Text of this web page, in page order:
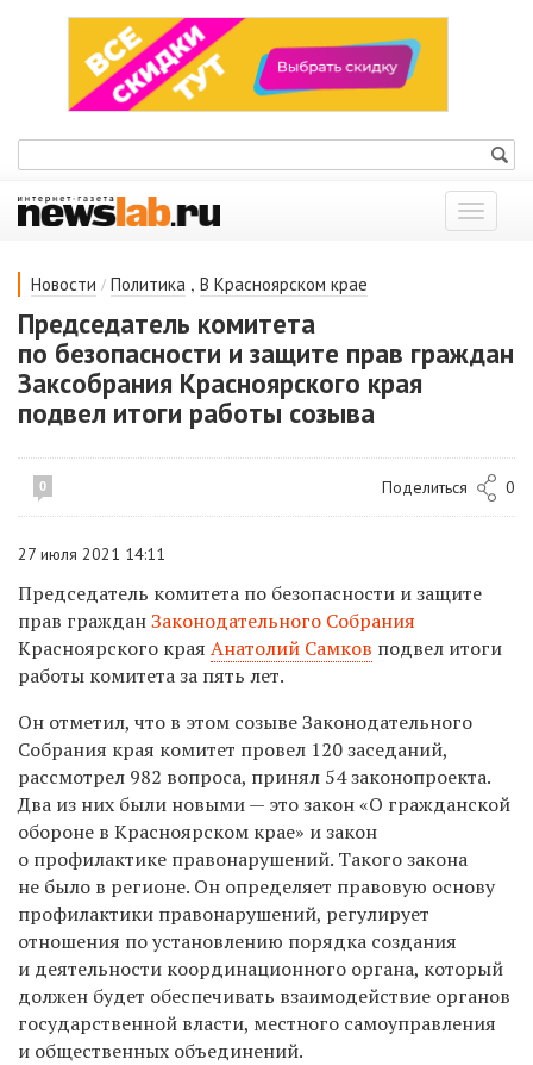
Показать
меню
Новости / Политика , В Красноярском крае
Председатель комитета
по безопасности и защите прав граждан
Заксобрания Красноярского края
подвел итоги работы созыва
0 Поделиться 0
27 июля 2021 14:11
Председатель комитета по безопасности и защите
прав гражданЗаконодательного Собрания
Красноярского края Анатолий Самков подвел итоги
работы комитета за пять лет.
Он отметил, что в этом созыве Законодательного
Собрания края комитет провел 120 заседаний,
рассмотрел 982 вопроса, принял 54 законопроекта.
Два из них были новыми — это закон «О гражданской
обороне в Красноярском крае» и закон
о профилактике правонарушений. Такого закона
не было в регионе. Он определяет правовую основу
профилактики правонарушений, регулирует
отношения по установлению порядка создания
и деятельности координационного органа, который
должен будет обеспечивать взаимодействие органов
государственной власти, местного самоуправления
и общественных объединений.